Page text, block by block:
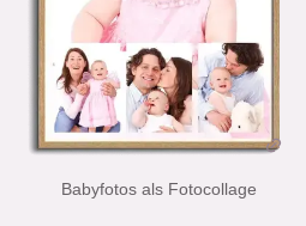
Babyfotos als Fotocollage